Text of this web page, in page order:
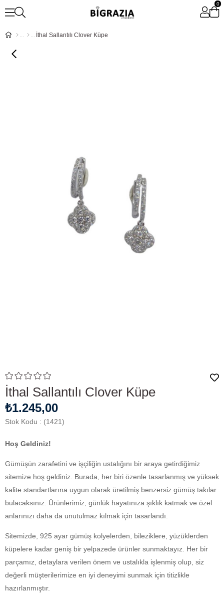
0
İthal Sallantılı Clover Küpe
İthal Sallantılı Clover Küpe
₺1.245,00
Stok Kodu (1421)
Hoş Geldiniz!
Gümüşün zarafetini ve işçiliğin ustalığını bir araya getirdiğimiz
sitemize hoş geldiniz. Burada, her biri özenle tasarlanmış ve yüksek
kalite standartlarına uygun olarak üretilmiş benzersiz gümüş takılar
bulacaksınız. Ürünlerimiz, günlük hayatınıza şıklık katmak ve özel
anlarınızı daha da unutulmaz kılmak için tasarlandı.
Sitemizde, 925 ayar gümüş kolyelerden, bileziklere, yüzüklerden
küpelere kadar geniş bir yelpazede ürünler sunmaktayız. Her bir
parçamız, detaylara verilen önem ve ustalıkla işlenmiş olup, siz
değerli müşterilerimize en iyi deneyimi sunmak için titizlikle
hazırlanmıştır.